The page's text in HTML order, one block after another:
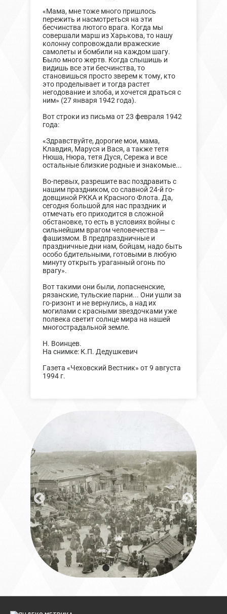
«Мама, мне тоже много пришлось
пережить и насмотреться на эти
бесчинства лютого врага. Когда мы
совершали марш из Харькова, то нашу
колонну сопровождали вражеские
самолеты и бомбили на каждом шагу.
Было много жертв. Когда слышишь и
видишь все эти бесчинства, то
становишься просто зверем к тому, кто
это проделывает и тогда растет
негодование и злоба, и хочется драться с
ним» (27 января 1942 года).
Вот строки из письма от 23 февраля 1942
года:
«Здравствуйте, дорогие мои, мама,
Клавдия, Маруся и Вася, а также тетя
Нюша, Нюра, тетя Дуся, Сережа и все
остальные близкие родные и знакомые...
Во-первых, разрешите вас поздравить с
нашим праздником, со славной 24-й го-
довщиной РККА и Красного Флота. Да,
сегодня большой для нас праздник и
отмечать его приходится в сложной
обстановке, то есть в условиях войны с
сильнейшим врагом человечества —
фашизмом. В предпраздничные и
праздничные дни нам, бойцам, надо быть
особо бдительными, готовыми в любую
минуту открыть ураганный огонь по
врагу».
Вот такими они были, лопасненские,
рязанские, тульские парни... Они ушли за
го-ризонт и не вернулись, а над их
могилами с красными звездочками уже
полвека светит солнце мира на нашей
многострадальной земле.
Н. Воинцев.
На снимке: К.П. Дедушкевич
Газета «Чеховский Вестник» от 9 августа
1994 г.